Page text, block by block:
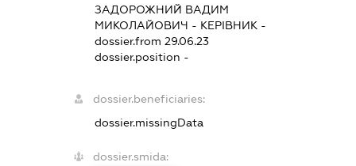
ЗАДОРОЖНИЙ ВАДИМ
МИКОЛАЙОВИЧ - КЕРІВНИК -
dossier.from 29.06.23
dossier.position -
dossier.beneficiaries:
dossier.missingData
dossier.smida: